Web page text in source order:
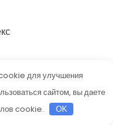
для улучшения
сайтом, вы даете
cookie.
OK